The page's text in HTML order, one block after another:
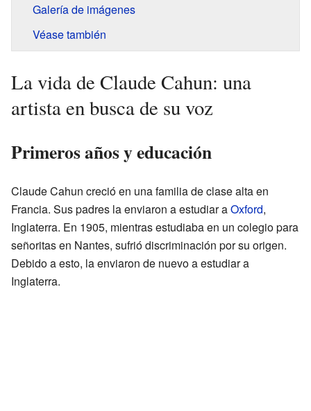
Galería de imágenes
Véase también
La vida de Claude Cahun: una
artista en busca de su voz
Primeros años y educación
Claude Cahun creció en una familia de clase alta en
Francia. Sus padres la enviaron a estudiar aOxford,
Inglaterra. En 1905, mientras estudiaba en un colegio para
señoritas en Nantes, sufrió discriminación por su origen.
Debido a esto, la enviaron de nuevo a estudiar a
Inglaterra.